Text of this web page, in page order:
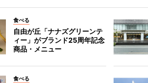
食べる
自由が丘「ナナズグリーンテ
ィー」がブランド25周年記念
商品・メニュー
食べる